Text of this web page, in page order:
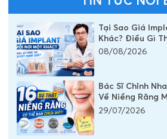
Tại Sao Giá
Khác? Điều Gì
Chi Phí Một
08/08/2026
Bác Sĩ Chỉnh
Về Niềng Răng
Vẫn Đang Hiểu
29/07/2026